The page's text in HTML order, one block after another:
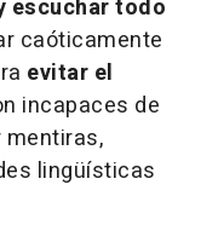
escuchar todo
caóticamente
evitar el
incapaces de
mentiras,
lingüísticas